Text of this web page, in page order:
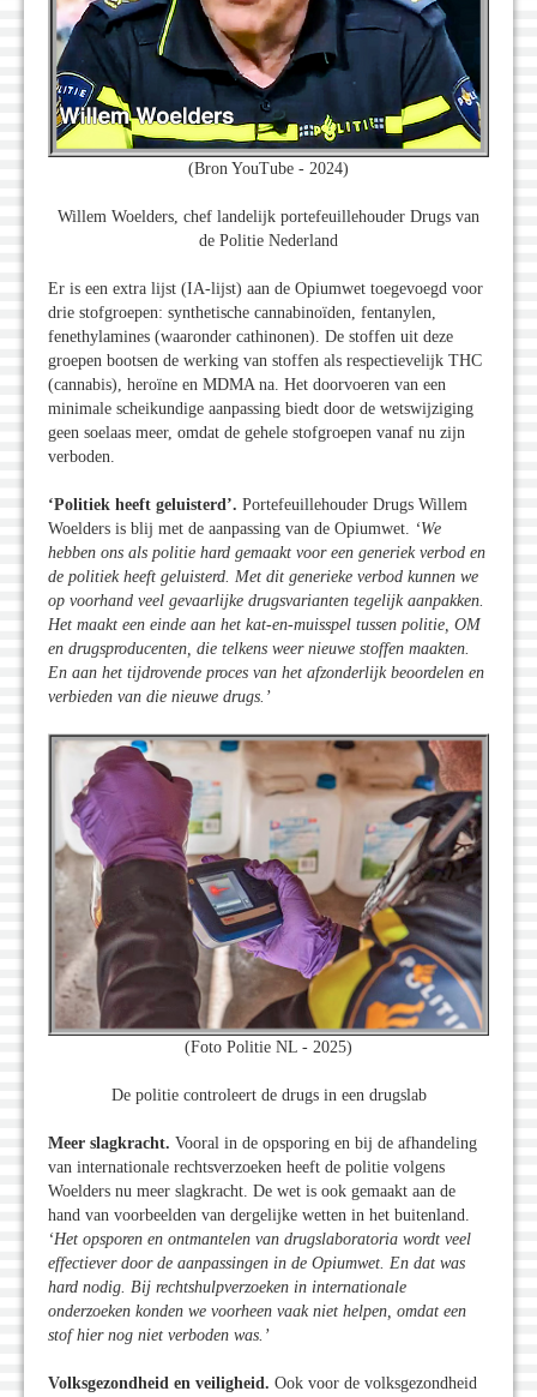
(Bron YouTube - 2024)
Willem Woelders, chef landelijk portefeuillehouder Drugs van
de Politie Nederland
Er is een extra lijst (IA-lijst) aan de Opiumwet toegevoegd voor
drie stofgroepen: synthetische cannabinoïden, fentanylen,
fenethylamines (waaronder cathinonen). De stoffen uit deze
groepen bootsen de werking van stoffen als respectievelijk THC
(cannabis), heroïne en MDMA na. Het doorvoeren van een
minimale scheikundige aanpassing biedt door de wetswijziging
geen soelaas meer, omdat de gehele stofgroepen vanaf nu zijn
verboden.
‘Politiek heeft geluisterd’. Portefeuillehouder Drugs Willem
Woelders is blij met de aanpassing van de Opiumwet.
‘We
hebben ons als politie hard gemaakt voor een generiek verbod en
de politiek heeft geluisterd. Met dit generieke verbod kunnen we
op voorhand veel gevaarlijke drugsvarianten tegelijk aanpakken.
Het maakt een einde aan het kat-en-muisspel tussen politie, OM
en drugsproducenten, die telkens weer nieuwe stoffen maakten.
En aan het tijdrovende proces van het afzonderlijk beoordelen en
verbieden van die nieuwe drugs.’
(Foto Politie NL - 2025)
De politie controleert de drugs in een drugslab
Meer slagkracht. Vooral in de opsporing en bij de afhandeling
van internationale rechtsverzoeken heeft de politie volgens
Woelders nu meer slagkracht. De wet is ook gemaakt aan de
hand van voorbeelden van dergelijke wetten in het buitenland.
‘Het opsporen en ontmantelen van drugslaboratoria wordt veel
effectiever door de aanpassingen in de Opiumwet. En dat was
hard nodig. Bij rechtshulpverzoeken in internationale
onderzoeken konden we voorheen vaak niet helpen, omdat een
stof hier nog niet verboden was.’
Volksgezondheid en veiligheid. Ook voor de volksgezondheid